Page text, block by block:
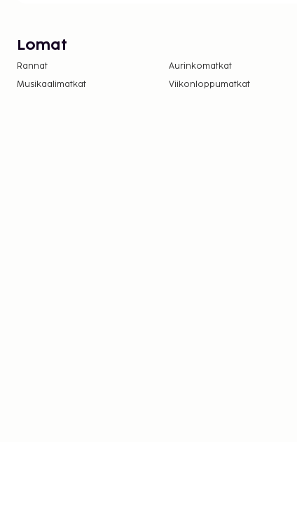
Lomat
Rannat Aurinkomatkat
Musikaalimatkat
Viikonloppumatkat